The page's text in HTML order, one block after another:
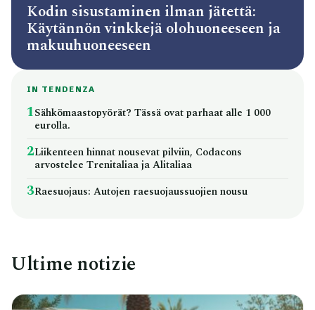
Kodin sisustaminen ilman jätettä:
Käytännön vinkkejä olohuoneeseen ja
makuuhuoneeseen
IN TENDENZA
1Sähkömaastopyörät? Tässä ovat parhaat alle 1 000
eurolla.
2Liikenteen hinnat nousevat pilviin, Codacons
arvostelee Trenitaliaa ja Alitaliaa
3Raesuojaus: Autojen raesuojaussuojien nousu
Ultime notizie